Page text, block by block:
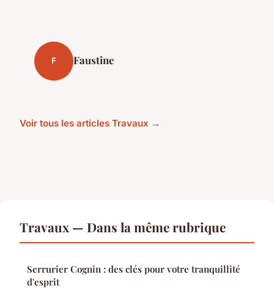
F Faustine
Voir tous les articles Travaux →
Travaux — Dans la même rubrique
Serrurier Cognin : des clés pour votre tranquillité
d'esprit